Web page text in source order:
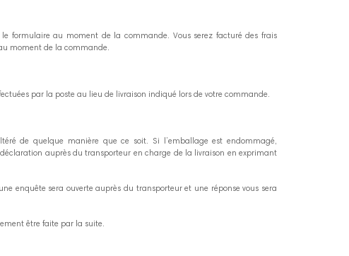
formulaire au moment de la commande. Vous serez facturé des frais
moment de la commande.
par la poste au lieu de livraison indiqué lors de votre commande.
de quelque manière que ce soit. Si l’emballage est endommagé,
auprès du transporteur en charge de la livraison en exprimant
enquête sera ouverte auprès du transporteur et une réponse vous sera
être faite par la suite.